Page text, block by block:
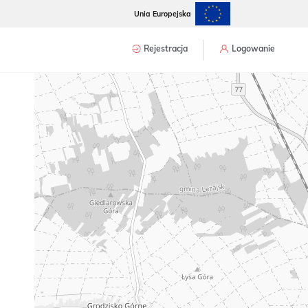
Unia Europejska
Rejestracja Logowanie
2